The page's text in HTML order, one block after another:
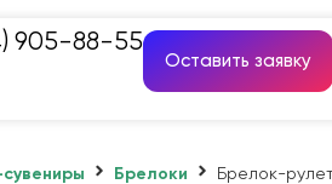
905-88-55
Оставить заявку
Брелоки Брелок-